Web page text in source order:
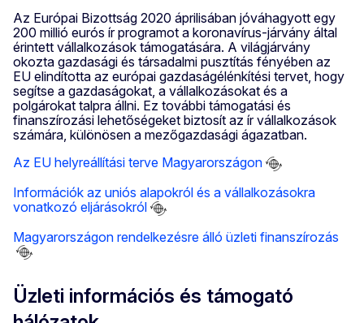
Az Európai Bizottság 2020 áprilisában jóváhagyott egy
200 millió eurós ír programot a koronavírus-járvány által
érintett vállalkozások támogatására. A világjárvány
okozta gazdasági és társadalmi pusztítás fényében az
EU elindította az európai gazdaságélénkítési tervet, hogy
segítse a gazdaságokat, a vállalkozásokat és a
polgárokat talpra állni. Ez további támogatási és
finanszírozási lehetőségeket biztosít az ír vállalkozások
számára, különösen a mezőgazdasági ágazatban.
Az EU helyreállítási terve Magyarországon
Információk az uniós alapokról és a vállalkozásokra
vonatkozó eljárásokról
Magyarországon rendelkezésre álló üzleti finanszírozás
Üzleti információs és támogató